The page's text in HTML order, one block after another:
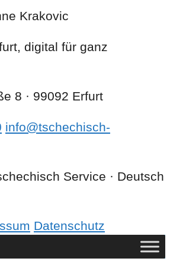
Krakovic
digital für ganz
8 · 99092 Erfurt
info@tschechisch-
Service · Deutsch
Datenschutz